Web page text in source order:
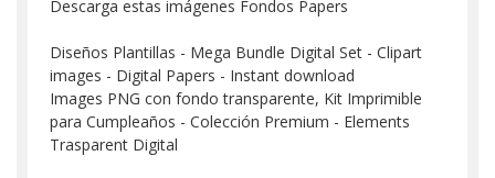
Descarga estas imágenes Fondos Papers
Diseños Plantillas - Mega Bundle Digital Set - Clipart
images - Digital Papers - Instant download
Images PNG con fondo transparente, Kit Imprimible
para Cumpleaños - Colección Premium - Elements
Trasparent Digital